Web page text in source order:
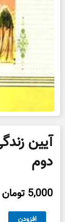
آیین
دوم
5,000 تومان
آیین
افزودن